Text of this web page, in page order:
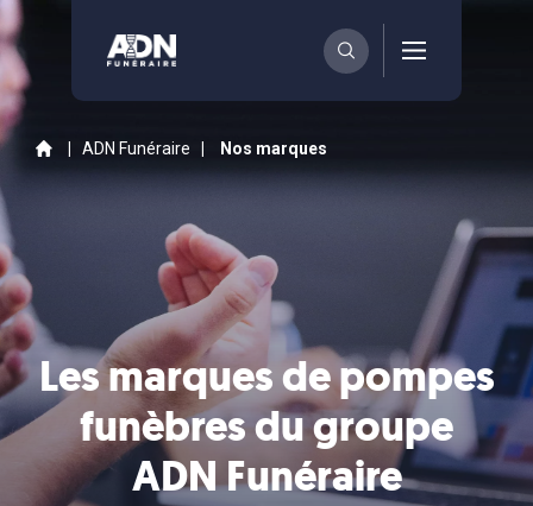
ADN Funéraire Nos marques
Les marques de pompes
funèbres du groupe
ADN Funéraire